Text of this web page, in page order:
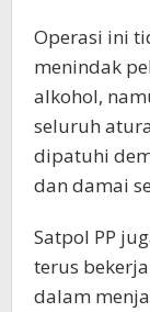
Operasi ini
menindak
alkohol,
seluruh
dipatuhi
dan damai
Satpol PP
terus
dalam